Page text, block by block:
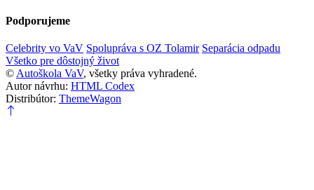
Podporujeme
Celebrity vo VaV Spolupráva s OZ Tolamir Separácia odpadu
Všetko pre dôstojný život
© Autoškola VaV, všetky práva vyhradené.
Autor návrhu: HTML Codex
Distribútor: ThemeWagon